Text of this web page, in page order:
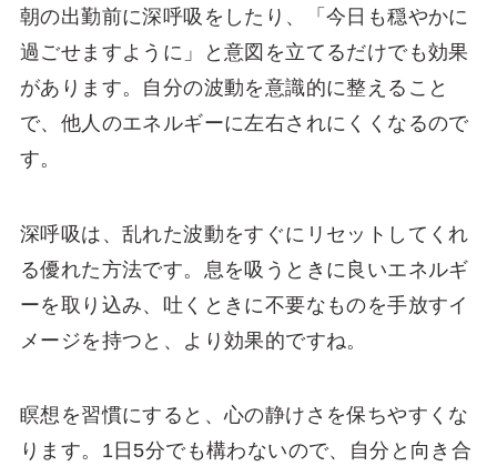
朝の出勤前に深呼吸をしたり、「今日も穏やかに
過ごせますように」と意図を立てるだけでも効果
があります。自分の波動を意識的に整えること
で、他人のエネルギーに左右されにくくなるので
す。
深呼吸は、乱れた波動をすぐにリセットしてくれ
る優れた方法です。息を吸うときに良いエネルギ
ーを取り込み、吐くときに不要なものを手放すイ
メージを持つと、より効果的ですね。
瞑想を習慣にすると、心の静けさを保ちやすくな
ります。1日5分でも構わないので、自分と向き合